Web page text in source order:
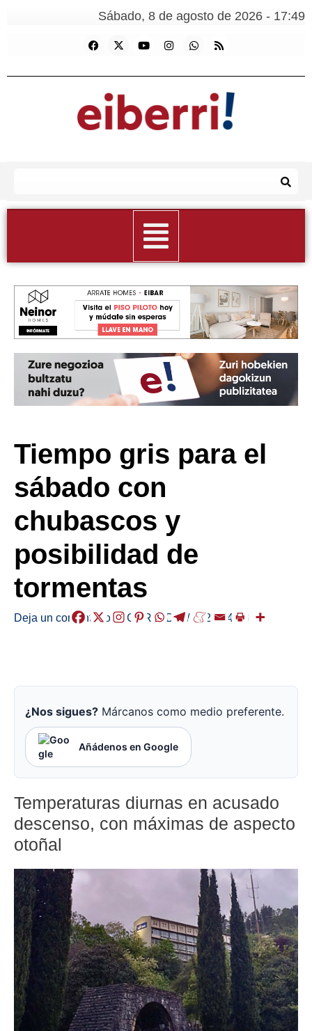
Sábado, 8 de agosto de 2026 - 17:49
Tiempo gris para el
sábado con
chubascos y
posibilidad de
tormentas
Deja un comentario /EGURALDIA/ 2025-04-19
¿Nos sigues? Márcanos como medio preferente.
Añádenos en Google
Temperaturas diurnas en acusado
descenso, con máximas de aspecto
otoñal